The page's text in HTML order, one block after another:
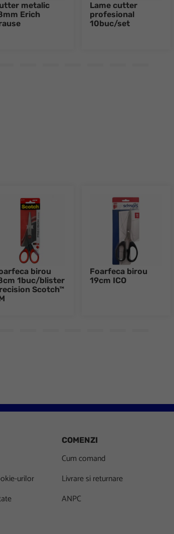
metalic
Erich
Lame cutter
profesional
10buc/set
1
birou
1buc/blister
Scotch™
Foarfeca birou
19cm ICO
1
urilor
COMENZI
Cum comand
Livrare si returnare
ANPC